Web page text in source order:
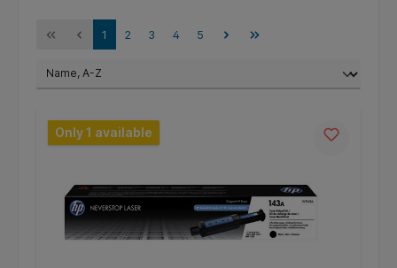
1 2 3 4 5
Only 1 available